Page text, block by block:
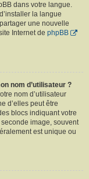
dans votre langue.
la langue
une nouvelle
Internet de phpBB
nom d’utilisateur ?
nom d’utilisateur
d’elles peut être
blocs indiquant votre
image, souvent
est unique ou